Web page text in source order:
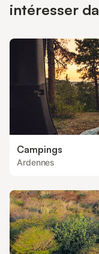
intéresser
Campings
Ardennes